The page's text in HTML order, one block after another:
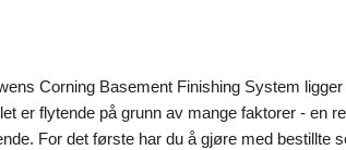
Corning Basement Finishing System
er flytende på grunn av mange faktorer - en
For det første har du å gjøre med bestillte